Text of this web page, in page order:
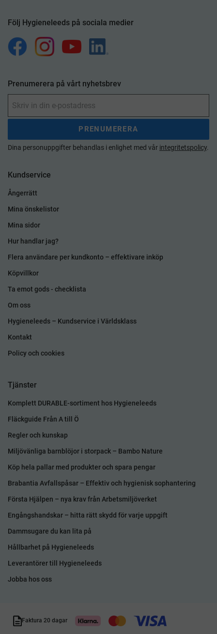
Följ Hygieneleeds på sociala medier
Prenumerera på vårt nyhetsbrev
PRENUMERERA
Dina personuppgifter behandlas i enlighet med vår integritetspolicy.
Kundservice
Ångerrätt
Mina önskelistor
Mina sidor
Hur handlar jag?
Flera användare per kundkonto – effektivare inköp
Köpvillkor
Ta emot gods - checklista
Om oss
Hygieneleeds – Kundservice i Världsklass
Kontakt
Policy och cookies
Tjänster
Komplett DURABLE-sortiment hos Hygieneleeds
Fläckguide Från A till Ö
Regler och kunskap
Miljövänliga barnblöjor i storpack – Bambo Nature
Köp hela pallar med produkter och spara pengar
Brabantia Avfallspåsar – Effektiv och hygienisk sophantering
Första Hjälpen – nya krav från Arbetsmiljöverket
Engångshandskar – hitta rätt skydd för varje uppgift
Dammsugare du kan lita på
Hållbarhet på Hygieneleeds
Leverantörer till Hygieneleeds
Jobba hos oss
Faktura 20 dagar